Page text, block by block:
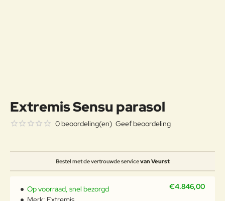
Extremis Sensu parasol
Bestel met de vertrouwde servicevan Veurst
0 beoordeling(en) Geef beoordeling
€4.846,00
Op voorraad, snel bezorgd